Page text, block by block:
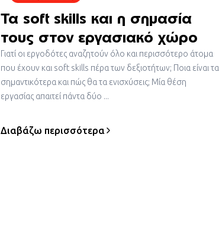
Τα soft skills και η σημασία
τους στον εργασιακό χώρο
Γιατί οι εργοδότες αναζητούν όλο και περισσότερο άτομα
που έχουν και soft skills πέρα των δεξιοτήτων; Ποια είναι τα
σημαντικότερα και πώς θα τα ενισχύσεις; Μία θέση
εργασίας απαιτεί πάντα δύο ...
Διαβάζω περισσότερα